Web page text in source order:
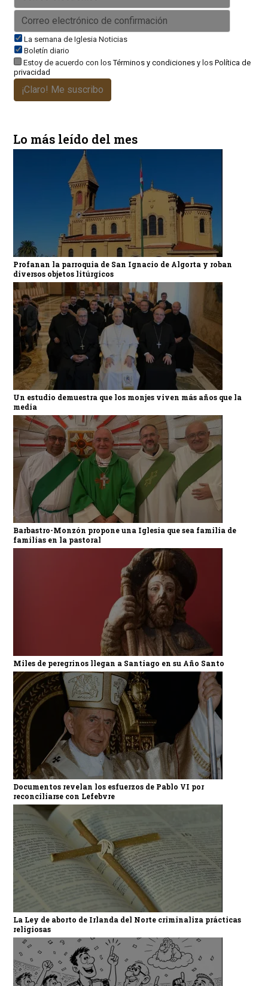
La semana de Iglesia Noticias
Boletín diario
Estoy de acuerdo con losTérminos y condicionesy los Política de
privacidad
¡Claro! Me suscribo
Lo más leído del mes
Profanan la parroquia de San Ignacio de Algorta y roban
diversos objetos litúrgicos
Un estudio demuestra que los monjes viven más años que la
media
Barbastro-Monzón propone una Iglesia que sea familia de
familias en la pastoral
Miles de peregrinos llegan a Santiago en su Año Santo
Documentos revelan los esfuerzos de Pablo VI por
reconciliarse con Lefebvre
La Ley de aborto de Irlanda del Norte criminaliza prácticas
religiosas